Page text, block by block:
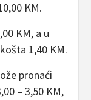
KM.
KM, a u
1,40 KM.
pronaći
– 3,50 KM,